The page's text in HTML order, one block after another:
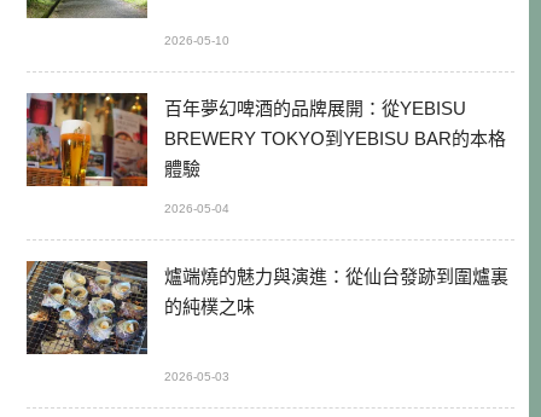
2026-05-10
百年夢幻啤酒的品牌展開：從YEBISU
BREWERY TOKYO到YEBISU BAR的本格
體驗
2026-05-04
爐端燒的魅力與演進：從仙台發跡到圍爐裏
的純樸之味
2026-05-03